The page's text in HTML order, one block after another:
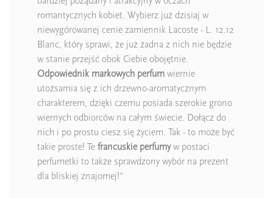
romantycznych kobiet. Wybierz już dzisiaj w
niewygórowanej cenie zamiennik Lacoste - L. 12.12
Blanc, który sprawi, że już żadna z nich nie będzie
w stanie przejść obok Ciebie obojętnie.
Odpowiednik markowych perfum wiernie
utożsamia się z ich drzewno-aromatycznym
charakterem, dzięki czemu posiada szerokie grono
wiernych odbiorców na całym świecie. Dołącz do
nich i po prostu ciesz się życiem. Tak - to może być
takie proste! Te francuskie perfumyw postaci
perfumetki to także sprawdzony wybór na prezent
dla bliskiej znajomej!"